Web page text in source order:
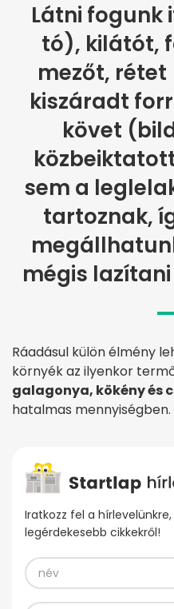
Látni
tó), kilátót,
mezőt,
kiszáradt
követ
sem a
tartoznak,
mégis
Ráadásul külön élmény
környék az ilyenkor
galagonya, kökény és
hatalmas mennyiségben.
Iratkozz fel a
legérdekesebb cikkekről!